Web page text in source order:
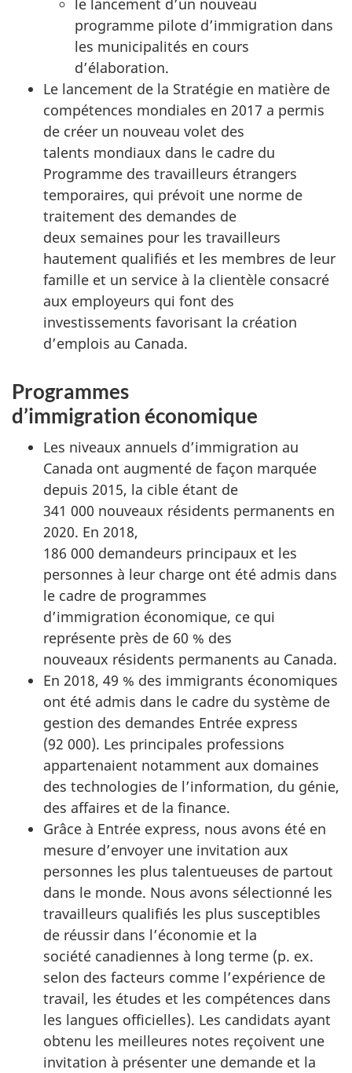
programme pilote d’immigration dans
les municipalités en cours
d’élaboration.
Le lancement de la Stratégie en matière de
compétences mondiales en 2017 a permis
de créer un nouveau volet des
talents mondiaux dans le cadre du
Programme des travailleurs étrangers
temporaires, qui prévoit une norme de
traitement des demandes de
deux semaines pour les travailleurs
hautement qualifiés et les membres de leur
famille et un service à la clientèle consacré
aux employeurs qui font des
investissements favorisant la création
d’emplois au Canada.
Programmes
d’immigration économique
Les niveaux annuels d’immigration au
Canada ont augmenté de façon marquée
depuis 2015, la cible étant de
341 000 nouveaux résidents permanents en
2020. En 2018,
186 000 demandeurs principaux et les
personnes à leur charge ont été admis dans
le cadre de programmes
d’immigration économique, ce qui
représente près de 60 % des
nouveaux résidents permanents au Canada.
En 2018, 49 % des immigrants économiques
ont été admis dans le cadre du système de
gestion des demandes Entrée express
(92 000). Les principales professions
appartenaient notamment aux domaines
des technologies de l’information, du génie,
des affaires et de la finance.
Grâce à Entrée express, nous avons été en
mesure d’envoyer une invitation aux
personnes les plus talentueuses de partout
dans le monde. Nous avons sélectionné les
travailleurs qualifiés les plus susceptibles
de réussir dans l’économie et la
société canadiennes à long terme (p. ex.
selon des facteurs comme l’expérience de
travail, les études et les compétences dans
les langues officielles). Les candidats ayant
obtenu les meilleures notes reçoivent une
invitation à présenter une demande et la